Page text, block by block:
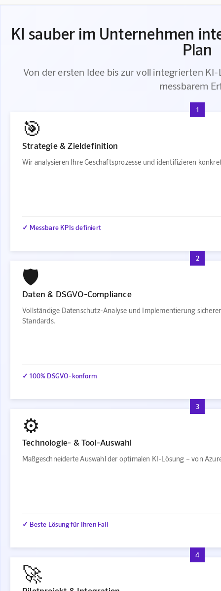
KI sauber im Unternehmen
Plan
Von der ersten Idee bis zur voll integrierten
messbarem
1
🎯
Strategie & Zieldefinition
Wir analysieren Ihre Geschäftsprozesse und identifizieren
✓ Messbare KPIs definiert
2
🛡️
Daten & DSGVO-Compliance
Vollständige Datenschutz-Analyse und Implementierung
Standards.
✓ 100% DSGVO-konform
3
⚙️
Technologie- & Tool-Auswahl
Maßgeschneiderte Auswahl der optimalen KI-Lösung – von
✓ Beste Lösung für Ihren Fall
4
🚀